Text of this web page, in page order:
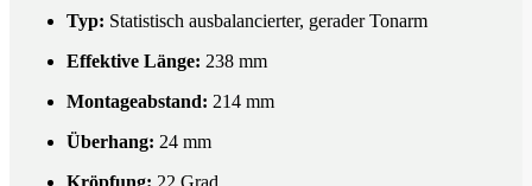
Typ: Statistisch ausbalancierter, gerader Tonarm
Effektive Länge: 238 mm
Montageabstand: 214 mm
Überhang: 24 mm